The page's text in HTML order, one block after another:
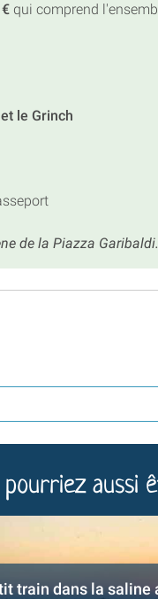
qui comprend
le Grinch
de la Piazza Garibaldi.
pourriez aussi
train dans la saline